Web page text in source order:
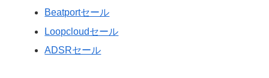
Beatportセール
Loopcloudセール
ADSRセール